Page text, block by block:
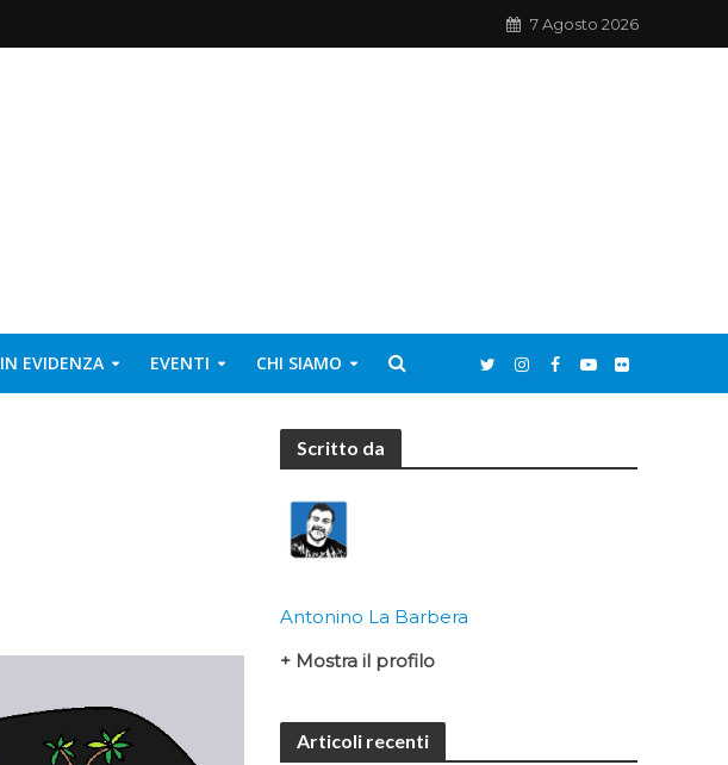
7 Agosto 2026
IN EVIDENZA EVENTI CHI SIAMO
Scritto da
Antonino La Barbera
+ Mostra il profilo
Articoli recenti